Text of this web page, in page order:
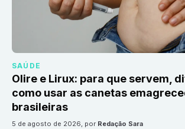
SAÚDE
Olire e Lirux: para que servem,
como usar as canetas
brasileiras
5 de agosto de 2026, por Redação Sara